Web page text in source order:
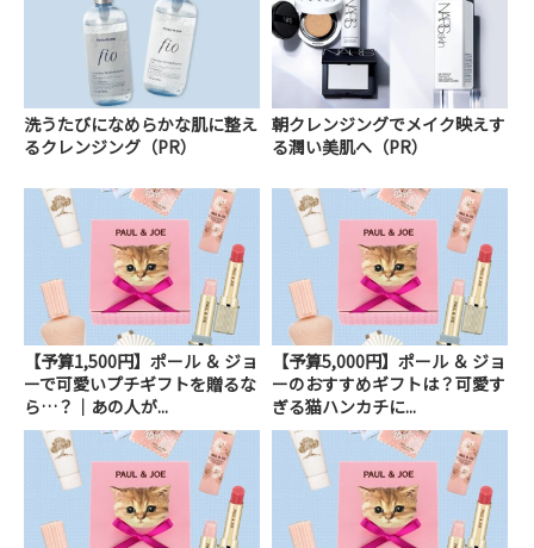
洗うたびになめらかな肌に整え
るクレンジング（PR）
朝クレンジングでメイク映えす
る潤い美肌へ（PR）
【予算1,500円】ポール ＆ ジョ
ーで可愛いプチギフトを贈るな
ら…？｜あの人が...
【予算5,000円】ポール ＆ ジョ
ーのおすすめギフトは？可愛す
ぎる猫ハンカチに...